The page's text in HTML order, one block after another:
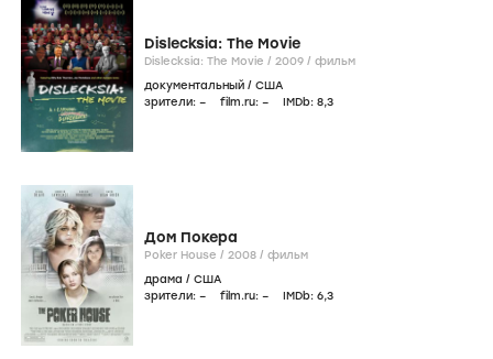
Dislecksia: The Movie
Dislecksia: The Movie / 2009 / фильм
документальный / США
зрители: – film.ru: – IMDb: 8,3
Дом Покера
Poker House / 2008 / фильм
драма / США
зрители: – film.ru: – IMDb: 6,3